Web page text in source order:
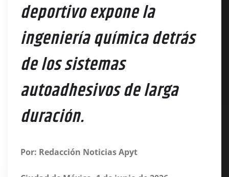
deportivo expone la
ingeniería química detrás
de los sistemas
autoadhesivos de larga
duración.
Por: Redacción Noticias Apyt